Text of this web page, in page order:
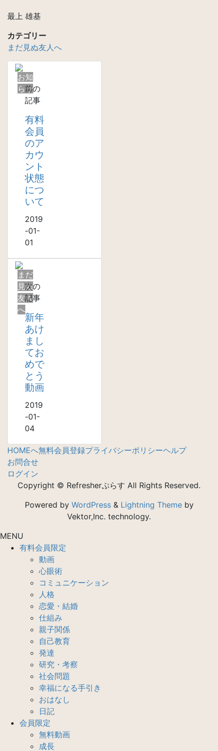
最上 雄基
カテゴリー
まだ見ぬ友人へ
お知
らせ
前の
記事
有料
会員
のア
カウ
ント
状態
につ
いて
2019
-01-
01
まだ
見ぬ
友人
へ
次の
記事
新年
あけ
まし
てお
めで
とう
動画
2019
-01-
04
HOMEへ無料会員登録プライバシーポリシーヘルプ
お問合せ
ログイン
Copyright © Refresherぷらす All Rights Reserved.
Powered by WordPress& Lightning Themeby
Vektor,Inc. technology.
MENU
有料会員限定
動画
心眼術
コミュニケーション
人格
恋愛・結婚
仕組み
親子関係
自己教育
発達
研究・考察
社会問題
幸福になる手引き
おはなし
日記
会員限定
無料動画
成長